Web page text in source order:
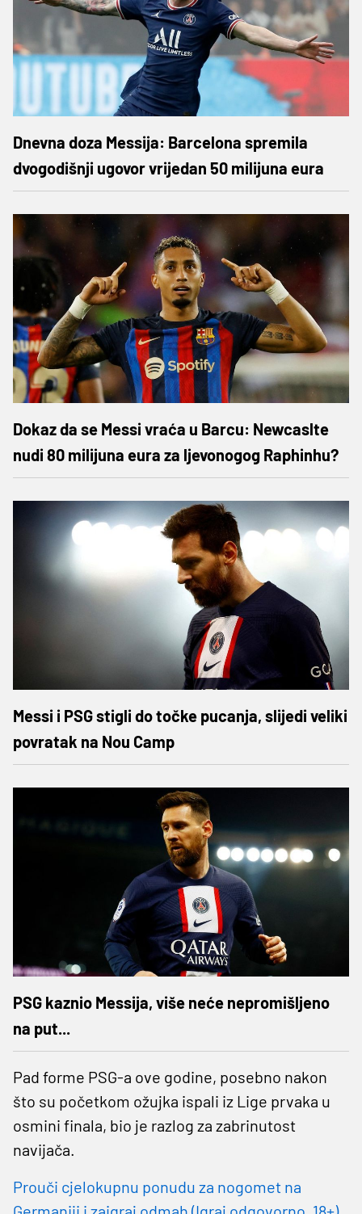
Dnevna doza Messija: Barcelona spremila
dvogodišnji ugovor vrijedan 50 milijuna eura
Dokaz da se Messi vraća u Barcu: Newcaslte
nudi 80 milijuna eura za ljevonogog Raphinhu?
Messi i PSG stigli do točke pucanja, slijedi veliki
povratak na Nou Camp
PSG kaznio Messija, više neće nepromišljeno
na put...
Pad forme PSG-a ove godine, posebno nakon
što su početkom ožujka ispali iz Lige prvaka u
osmini finala, bio je razlog za zabrinutost
navijača.
Prouči cjelokupnu ponudu za nogomet na